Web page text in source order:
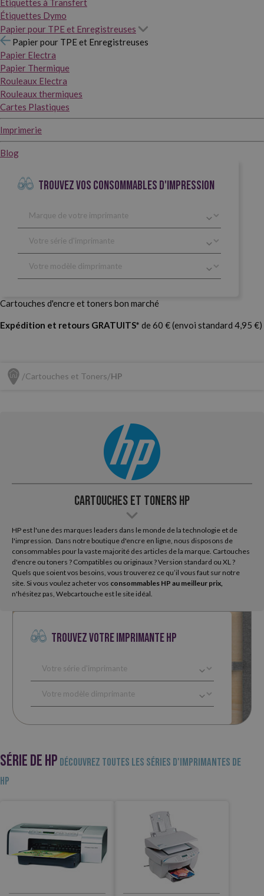
Étiquettes à Transfert
Étiquettes Dymo
Papier pour TPE et Enregistreuses
Papier pour TPE et Enregistreuses
Papier Electra
Papier Thermique
Rouleaux Electra
Rouleaux thermiques
Cartes Plastiques
Imprimerie
Blog
TROUVEZ VOS CONSOMMABLES D'IMPRESSION
Cartouches d'encre et toners bon marché
Expédition et retours GRATUITS* de 60 € (envoi standard 4,95 €)
Cartouches et Toners HP
Cartouches et Toners HP
HP est l'une des marques leaders dans le monde de la technologie et de
l'impression. Dans notre boutique d'encre en ligne, nous disposons de
consommables pour la vaste majorité des articles de la marque. Cartouches
d'encre ou toners ? Compatibles ou originaux ? Version standard ou XL ?
Quels que soient vos besoins, vous trouverez ce qu’il vous faut sur notre
site. Si vous voulez acheter vos consommables HP au meilleur prix,
n'hésitez pas, Webcartouche est le site idéal.
TROUVEZ VOTRE IMPRIMANTE HP
SÉRIE DE HP Découvrez toutes les séries d'imprimantes de
HP